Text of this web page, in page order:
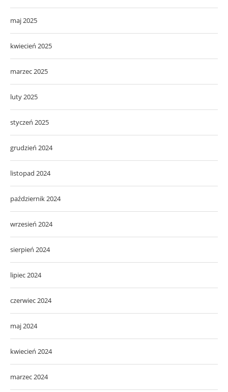
maj 2025
kwiecień 2025
marzec 2025
luty 2025
styczeń 2025
grudzień 2024
listopad 2024
październik 2024
wrzesień 2024
sierpień 2024
lipiec 2024
czerwiec 2024
maj 2024
kwiecień 2024
marzec 2024